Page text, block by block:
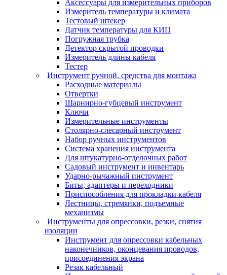
Аксессуары для измерительных приборов
Измеритель температуры и климата
Тестовый штекер
Датчик температуры для КИП
Погружная трубка
Детектор скрытой проводки
Измеритель длины кабеля
Тестер
Инструмент ручной, средства для монтажа
Расходные материалы
Отвертки
Шарнирно-губцевый инструмент
Ключи
Измерительные инструменты
Столярно-слесарный инструмент
Набор ручных инструментов
Система хранения инструмента
Для штукатурно-отделочных работ
Садовый инструмент и инвентарь
Ударно-рычажный инструмент
Биты, адаптеры и переходники
Приспособления для прокладки кабеля
Лестницы, стремянки, подъемные
механизмы
Инструменты для опрессовки, резки, снятия
изоляции
Инструмент для опрессовки кабельных
наконечников, оконцевания проводов,
присоединения экрана
Резак кабельный